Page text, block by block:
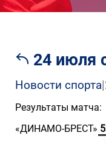
24 июля
Новости спорта|
Результаты матча:
«ДИНАМО-БРЕСТ»